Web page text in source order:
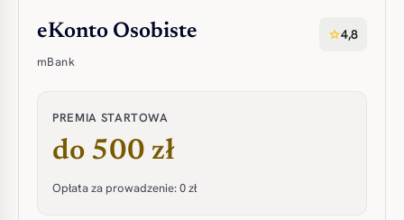
eKonto Osobiste
mBank
star4,8
PREMIA STARTOWA
do 500 zł
Opłata za prowadzenie: 0 zł